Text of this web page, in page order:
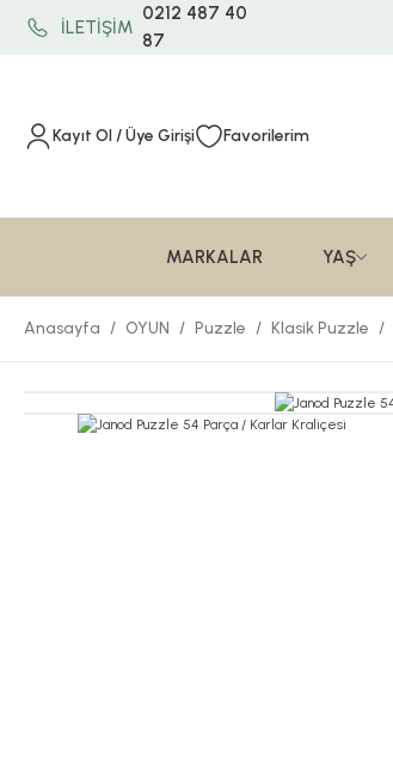
İLETİŞİM
0212 487 40
87
Kayıt Ol / Üye Girişi Favorilerim
MARKALAR YAŞ
Anasayfa OYUN Puzzle Klasik Puzzle